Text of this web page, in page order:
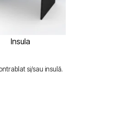
Insula
si/sau insulă.